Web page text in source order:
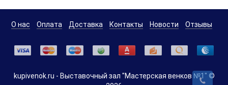
О нас Оплата Доставка Контакты Новости Отзывы
kupivenok.ru - Выставочный зал "Мастерская венков №1" ©